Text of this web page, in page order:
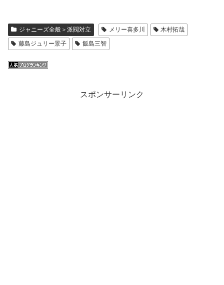
ジャニーズ全般＞派閥対立 メリー喜多川
木村拓哉
藤島ジュリー景子
飯島三智
スポンサーリンク